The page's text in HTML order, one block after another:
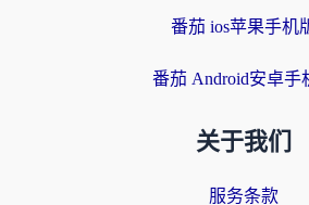
番茄 ios苹果手机
番茄 Android安卓手
关于我们
服务条款